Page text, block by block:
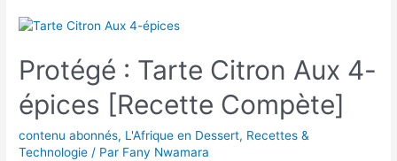
Protégé : Tarte Citron Aux 4-
épices [Recette Compète]
contenu abonnés, L'Afrique en Dessert, Recettes &
Technologie / Par Fany Nwamara